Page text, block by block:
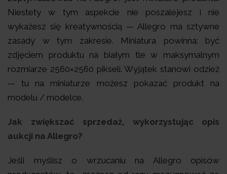
Niestety w tym aspekcie nie poszalejesz i nie
wykażesz się kreatywnością — Allegro ma sztywne
zasady w tym zakresie. Miniatura powinna: być
zdjęciem produktu na białym tle w maksymalnym
rozmiarze 2560×2560 pikseli. Wyjątek stanowi odzież
— tu na miniaturze możesz pokazać produkt na
modelu / modelce.
Jak zwiększać sprzedaż, wykorzystując opis
aukcji na Allegro?
Jeśli myślisz o wrzucaniu na Allegro opisów